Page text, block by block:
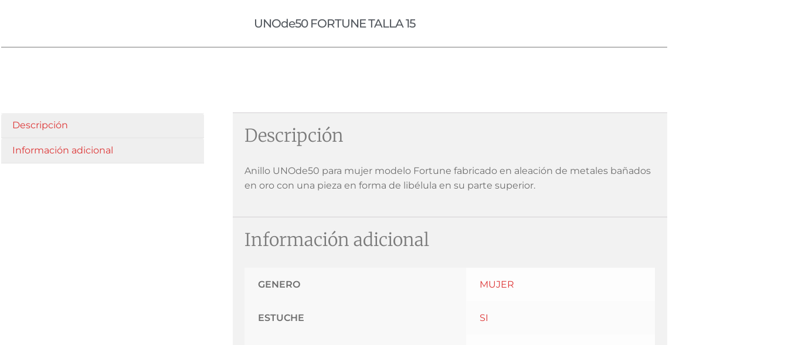
UNOde50 FORTUNE TALLA 15
Descripción
Información adicional
Descripción
Anillo UNOde50 para mujer modelo Fortune fabricado en aleación de metales bañados
en oro con una pieza en forma de libélula en su parte superior.
Información adicional
GENERO MUJER
ESTUCHE SI